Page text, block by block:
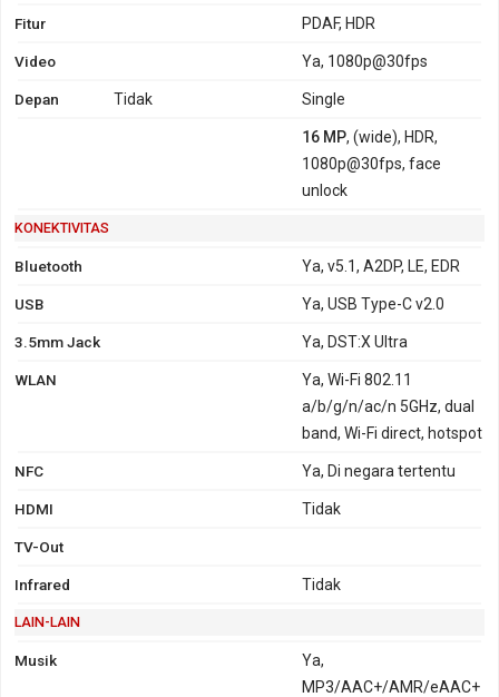
Fitur PDAF, HDR
Video Ya, 1080p@30fps
Depan Tidak Single
16 MP, (wide), HDR,
1080p@30fps, face
unlock
KONEKTIVITAS
Bluetooth Ya, v5.1, A2DP, LE, EDR
USB Ya, USB Type-C v2.0
3.5mm Jack Ya, DST:X Ultra
WLAN
Ya, Wi-Fi 802.11
a/b/g/n/ac/n 5GHz, dual
band, Wi-Fi direct, hotspot
NFC Ya, Di negara tertentu
HDMI Tidak
TV-Out
Infrared Tidak
LAIN-LAIN
Musik
Ya,
MP3/AAC+/AMR/eAAC+